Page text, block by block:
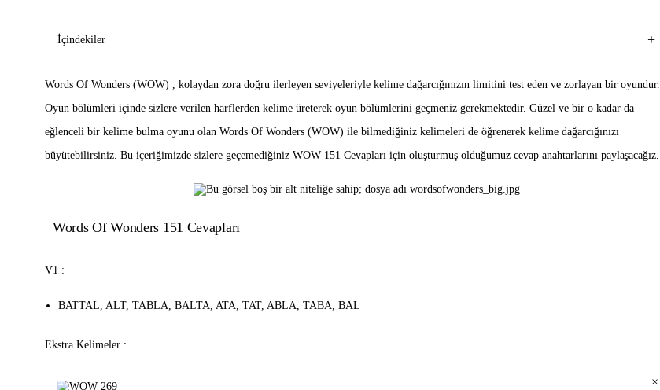
İçindekiler +
Words Of Wonders (WOW) , kolaydan zora doğru ilerleyen seviyeleriyle kelime dağarcığınızın limitini test eden ve zorlayan bir oyundur.
Oyun bölümleri içinde sizlere verilen harflerden kelime üreterek oyun bölümlerini geçmeniz gerekmektedir. Güzel ve bir o kadar da
eğlenceli bir kelime bulma oyunu olan Words Of Wonders (WOW) ile bilmediğiniz kelimeleri de öğrenerek kelime dağarcığınızı
büyütebilirsiniz. Bu içeriğimizde sizlere geçemediğiniz WOW 151 Cevapları için oluşturmuş olduğumuz cevap anahtarlarını paylaşacağız.
Words Of Wonders 151 Cevapları
V1 :
BATTAL, ALT, TABLA, BALTA, ATA, TAT, ABLA, TABA, BAL
Ekstra Kelimeler :
×